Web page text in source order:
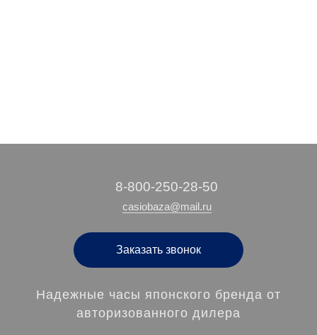
‭8-800-250-28-50
casiobaza@mail.ru
Заказать звонок
Надежные часы японского бренда от
авторизованного дилера